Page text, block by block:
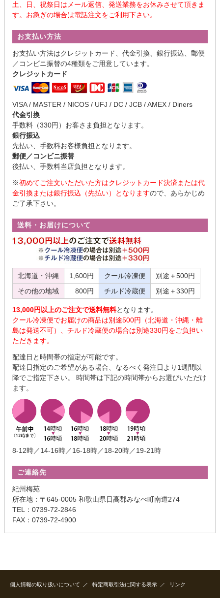
土、日、祝祭日はメール返信、発送業務をお休みさせて頂きま
す。お急ぎの場合は電話注文をご利用下さい。
お支払い方法
お支払い方法はクレジットカード、代金引換、銀行振込、郵便
／コンビニ振替の4種類をご用意しています。
クレジットカード
VISA / MASTER / NICOS / UFJ / DC / JCB / AMEX / Diners
代金引換
手数料（330円）お客さま負担となります。
銀行振込
先払い、手数料お客様負担となります。
郵便／コンビニ振替
後払い、手数料当店負担となります。
※初めてご注文いただいた方はクレジットカード決済または代
金引換または銀行振込（先払い）となりますので、あらかじめ
ご了承下さい。
送料・お届けについて
北海道・沖縄 1,600円 クール冷凍便
別途＋500円
その他の地域
800円 チルド冷蔵便 別途＋330円
13,000円以上のご注文で送料無料となります。
クール冷凍便でお届けの商品は別途500円（北海道・沖縄・離
島は発送不可）、チルド冷蔵便の場合は別途330円をご負担い
ただきます。
配達日と時間帯の指定が可能です。
配達日指定のご希望がある場合、なるべく発注日より1週間以
降でご指定下さい。 時間帯は下記の時間帯からお選びいただけ
ます。
8-12時／14-16時／16-18時／18-20時／19-21時
ご連絡先
紀州梅苑
所在地：〒645-0005 和歌山県日高郡みなべ町南道274
TEL：0739-72-2846
FAX：0739-72-4900
個人情報の取り扱いについて 特定商取引法に関する表示 リンク